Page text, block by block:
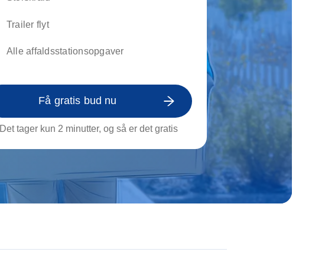
Transport af genstande
VVS
Trailer flyt
Alle affaldsstationsopgaver
Få gratis bud nu
Det tager kun 2 minutter, og så er det gratis